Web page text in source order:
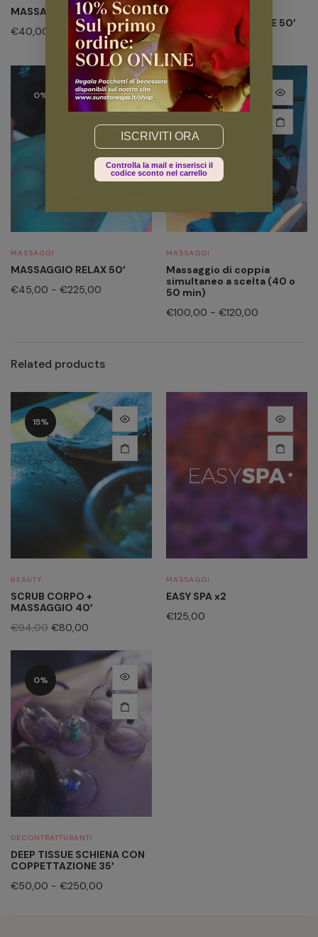
MASSAGGIO SVEDESE 40′
€40,00 200,00
MASSAGGIO CORPO
DECONTRATTURANTE 50′
50,00 - 250,00
0%
MASSAGGI
MASSAGGIO RELAX 50′
€45,00 - €225,00
MASSAGGI
Massaggio di coppia
simultaneo a scelta (40 o
50 min)
€100,00 - €120,00
Related products
15%
BEAUTY
SCRUB CORPO +
MASSAGGIO 40′
€94,00 €80,00
MASSAGGI
EASY SPA x2
€125,00
0%
DECONTRATTURANTI
DEEP TISSUE SCHIENA CON
COPPETTAZIONE 35′
€50,00 - €250,00
Email
Controlla la mail e inserisci il
codice sconto nel carrello